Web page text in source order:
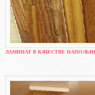
ЛАМИНАТ В КАЧЕСТВЕ